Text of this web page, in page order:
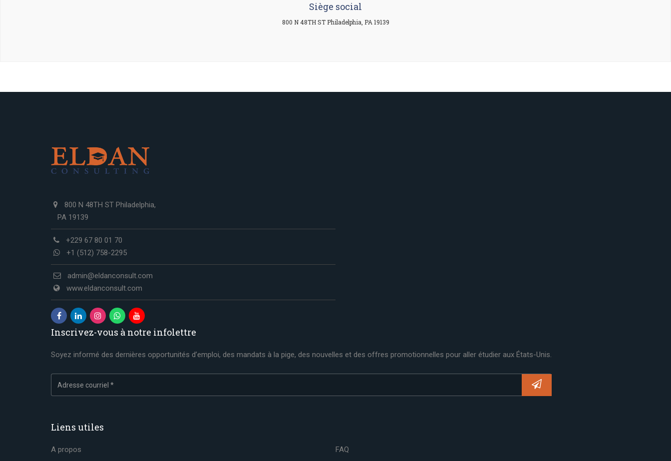
Siège social
800 N 48TH ST Philadelphia, PA 19139
800 N 48TH ST Philadelphia,
PA 19139
+229 67 80 01 70
+1 (512) 758-2295
admin@eldanconsult.com
www.eldanconsult.com
Inscrivez-vous à notre infolettre
Soyez informé des dernières opportunités d’emploi, des mandats à la pige, des nouvelles et des offres promotionnelles pour aller étudier aux États-Unis.
Liens utiles
A propos FAQ